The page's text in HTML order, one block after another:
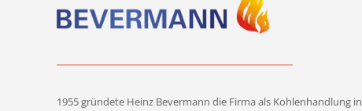
1955 gründete Heinz Bevermann die Firma als Kohlenhandlung in